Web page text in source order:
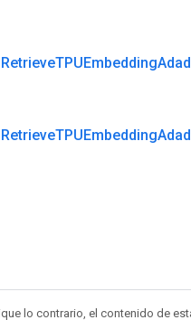
RetrieveTPUEmbedding
RetrieveTPUEmbedding
lo contrario, el contenido de